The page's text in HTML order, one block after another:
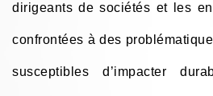
dirigeants de sociétés et les
confrontées à des
susceptibles d’impacter